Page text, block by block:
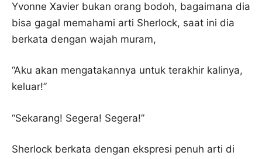
Yvonne Xavier bukan orang bodoh, bagaimana dia
bisa gagal memahami arti Sherlock, saat ini dia
berkata dengan wajah muram,
“Aku akan mengatakannya untuk terakhir kalinya,
keluar!”
“Sekarang! Segera! Segera!”
Sherlock berkata dengan ekspresi penuh arti di